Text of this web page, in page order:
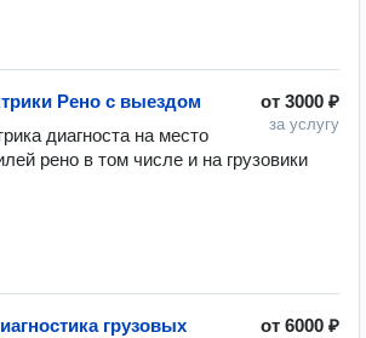
от 3000 ₽
за услугу
Рено с выездом
диагноста на место
от 6000 ₽
грузовых